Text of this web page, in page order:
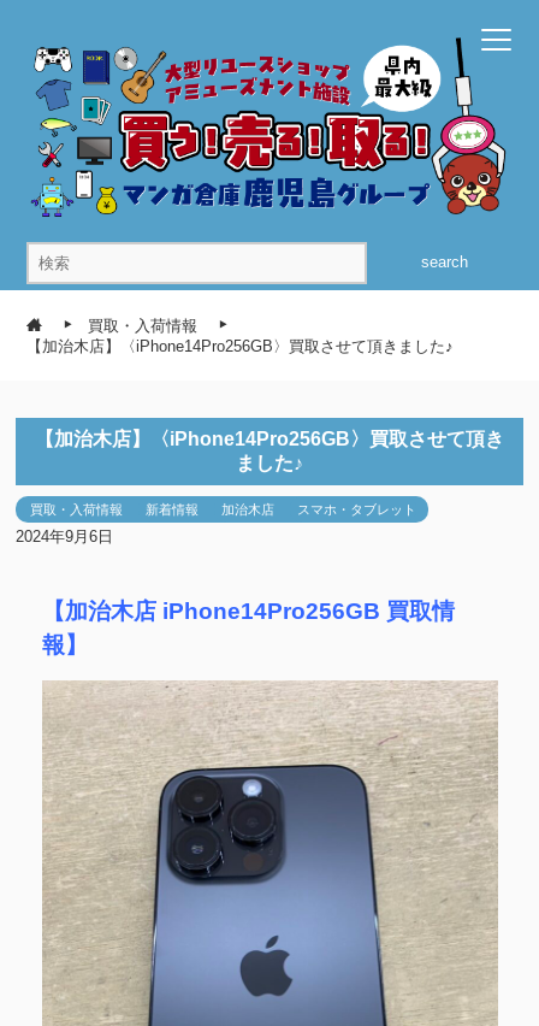
search
買取・入荷情報
【加治木店】〈iPhone14Pro256GB〉買取させて頂きました♪
【加治木店】〈iPhone14Pro256GB〉買取させて頂き
ました♪
買取・入荷情報 新着情報 加治木店 スマホ・タブレット
2024年9月6日
【加治木店 iPhone14Pro256GB 買取情
報】